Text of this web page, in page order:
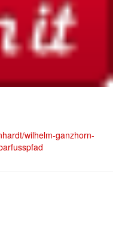
wilhelm-ganzhorn-
Bauarbeiten und Umleitungen im
verabschiedet Schlaufüchse mit